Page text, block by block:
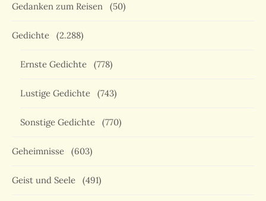
Gedanken zum Reisen (50)
Gedichte (2.288)
Ernste Gedichte (778)
Lustige Gedichte (743)
Sonstige Gedichte (770)
Geheimnisse (603)
Geist und Seele (491)